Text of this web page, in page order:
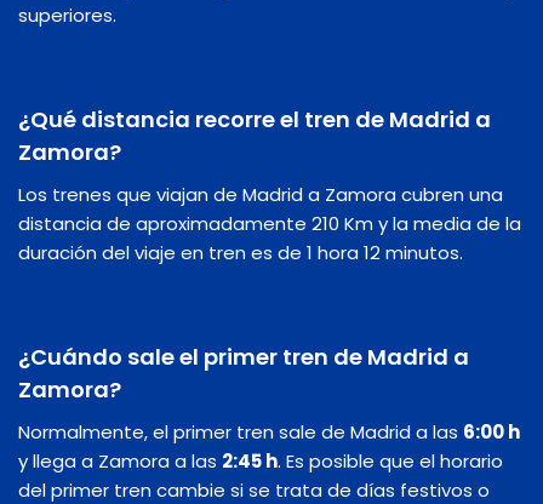
superiores.
¿Qué distancia recorre el tren de Madrid a
Zamora?
Los trenes que viajan de Madrid a Zamora cubren una
distancia de aproximadamente 210 Km y la media de la
duración del viaje en tren es de 1 hora 12 minutos.
¿Cuándo sale el primer tren de Madrid a
Zamora?
Normalmente, el primer tren sale de Madrid a las 6:00 h
y llega a Zamora a las 2:45 h. Es posible que el horario
del primer tren cambie si se trata de días festivos o